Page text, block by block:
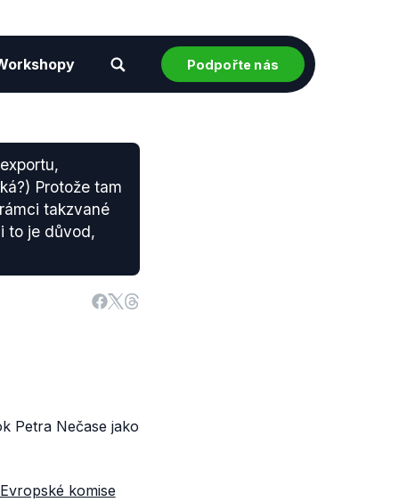
Podpořte nás
Protože tam
takzvané
to je důvod,
Petra Nečase jako
komise